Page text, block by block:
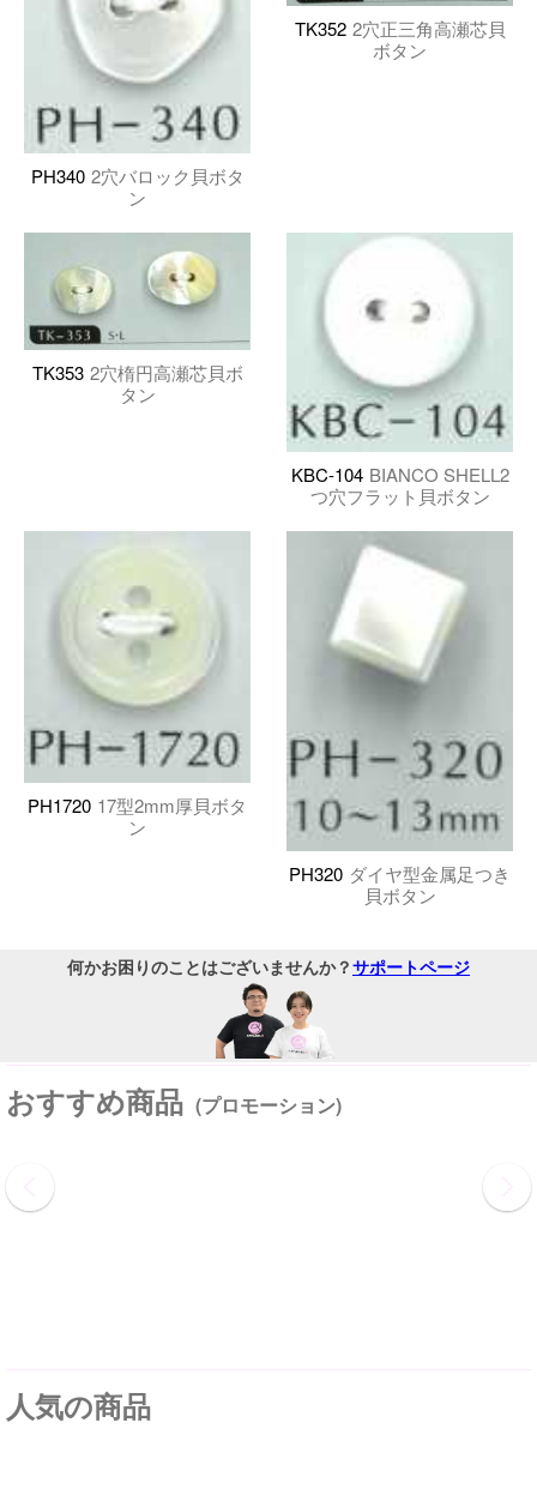
PH340 2穴バロック貝ボタ
ン
TK352 2穴正三角高瀬芯貝
ボタン
TK353 2穴楕円高瀬芯貝ボ
タン
KBC-104 BIANCO SHELL2
つ穴フラット貝ボタン
PH1720 17型2mm厚貝ボタ
ン
PH320 ダイヤ型金属足つき
貝ボタン
何かお困りのことはございませんか？サポートページ
おすすめ商品 (プロモーション)
人気の商品